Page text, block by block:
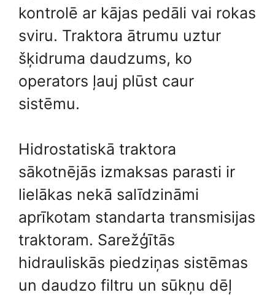
kontrolē ar kājas pedāli vai rokas
sviru. Traktora ātrumu uztur
šķidruma daudzums, ko
operators ļauj plūst caur
sistēmu.
Hidrostatiskā traktora
sākotnējās izmaksas parasti ir
lielākas nekā salīdzināmi
aprīkotam standarta transmisijas
traktoram. Sarežģītās
hidrauliskās piedziņas sistēmas
un daudzo filtru un sūkņu dēļ